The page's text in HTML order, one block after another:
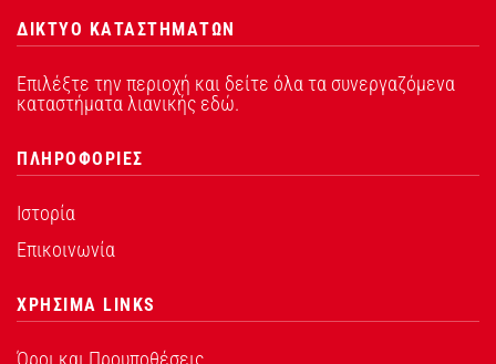
ΔΙΚΤΥΟ ΚΑΤΑΣΤΗΜΑΤΩΝ
Επιλέξτε την περιοχή και δείτε όλα τα συνεργαζόμενα
καταστήματα λιανικής εδώ.
ΠΛΗΡΟΦΟΡΙΕΣ
Ιστορία
Επικοινωνία
ΧΡΗΣΙΜΑ LINKS
Όροι και Προυποθέσεις